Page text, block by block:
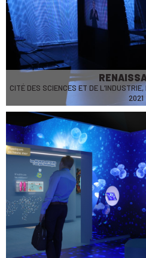
CITÉ DES SCIENCES ET DE
2021